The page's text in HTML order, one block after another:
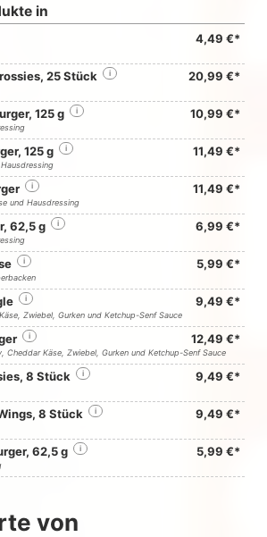
in
4,49 €*
25 Stück i 20,99 €*
125 g i 10,99 €*
125 g i 11,49 €*
i 11,49 €*
und Hausdressing
62,5 g i 6,99 €*
i 5,99 €*
i 9,49 €*
Zwiebel, Gurken und Ketchup-Senf Sauce
i 12,49 €*
Cheddar Käse, Zwiebel, Gurken und Ketchup-Senf Sauce
8 Stück i 9,49 €*
8 Stück i 9,49 €*
62,5 g i 5,99 €*
von